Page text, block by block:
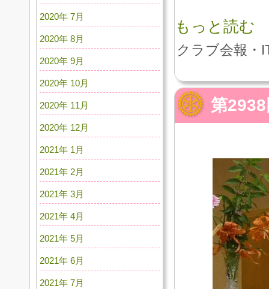
もっと読む
クラブ会報・
第
2020年 7月
2020年 8月
2020年 9月
2020年 10月
2020年 11月
2020年 12月
2021年 1月
2021年 2月
2021年 3月
2021年 4月
2021年 5月
2021年 6月
2021年 7月